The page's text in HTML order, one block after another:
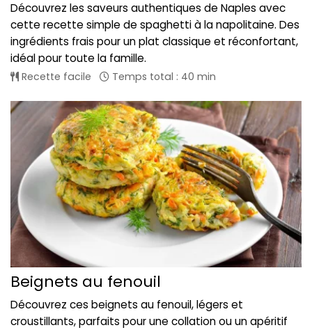
Découvrez les saveurs authentiques de Naples avec
cette recette simple de spaghetti à la napolitaine. Des
ingrédients frais pour un plat classique et réconfortant,
idéal pour toute la famille.
Recette facile Temps total : 40 min
Beignets au fenouil
Découvrez ces beignets au fenouil, légers et
croustillants, parfaits pour une collation ou un apéritif